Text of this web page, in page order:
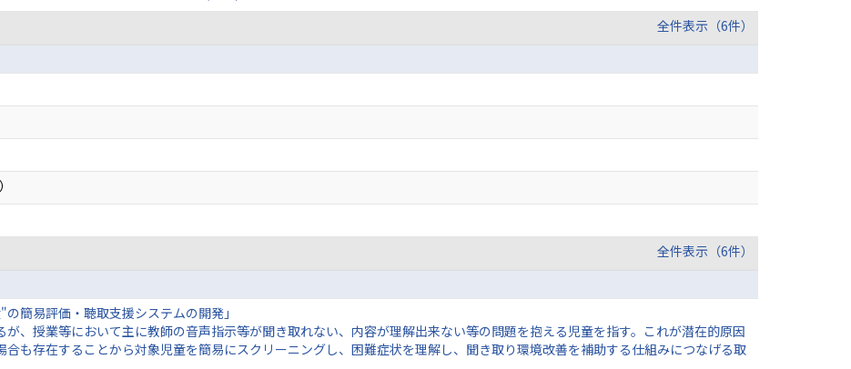
全件表示（6件）
全件表示（6件）
簡易評価・聴取支援システムの開発」
、授業等において主に教師の音声指示等が聞き取れない、内容が理解出来ない等の問題を抱える児童を指す。これが潜在的原因
も存在することから対象児童を簡易にスクリーニングし、困難症状を理解し、聞き取り環境改善を補助する仕組みにつなげる取